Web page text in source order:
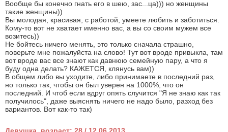
Вообще бы конечно гнать его в шею, зас...ца))) но женщины
такие женщины))
Вы молодая, красивая, с работой, умеете любить и заботиться.
Кому-то вот не хватает именно вас, а вы со своим мужем все
возитесь))
Не бойтесь ничего менять, это только сначала страшно,
поверьте мне пожалуйста на слово! Тут вот вроде привыкла, там
вот вроде вас все знают как давнюю семейную пару, а что я
буду одна делать? КАЖЕТСЯ, клянусь вам))
В общем либо вы уходите, либо принимаете в последний раз,
но только так, чтобы он был уверен на 1000%, что он
последний. И чтоб если вдруг опять случится "Я не знаю как так
получилось", даже выяснять ничего не надо было, разход без
вариантов. Вот как-то так)